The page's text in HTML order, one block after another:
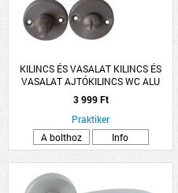
KILINCS ÉS VASALAT KILINCS ÉS
VASALAT AJTÓKILINCS WC ALU
SZÜRKE LANA ROZETTÁS
3 999 Ft
Praktiker
A bolthoz
Info